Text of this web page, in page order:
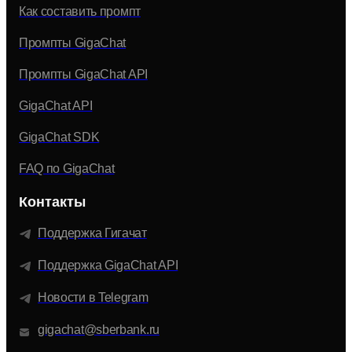
Как составить промпт
Промпты GigaChat
Промпты GigaChat API
GigaChat API
GigaChat SDK
FAQ по GigaChat
Контакты
Поддержка Гигачат
Поддержка GigaChat API
Новости в Telegram
gigachat@sberbank.ru